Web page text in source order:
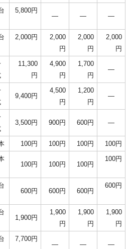
5,800円
― ― ―
2,000円
2,000
円
2,000
円
2,000
円
11,300
円
4,900
円
1,700
円
―
9,400円
4,500
円
1,200
円
―
3,500円 900円 600円 ―
100円 100円 100円
100円
100円 100円 100円
100円
600円 600円 600円
600円
1,900円
1,900
円
1,900
円
1,900
円
7,700円
― ― ―